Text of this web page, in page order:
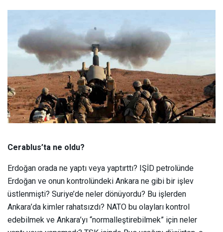
Cerablus’ta ne oldu?
Erdoğan orada ne yaptı veya yaptırttı? IŞİD petrolünde
Erdoğan ve onun kontrolündeki Ankara ne gibi bir işlev
üstlenmişti? Suriye’de neler dönüyordu? Bu işlerden
Ankara’da kimler rahatsızdı? NATO bu olayları kontrol
edebilmek ve Ankara’yı “normalleştirebilmek” için neler